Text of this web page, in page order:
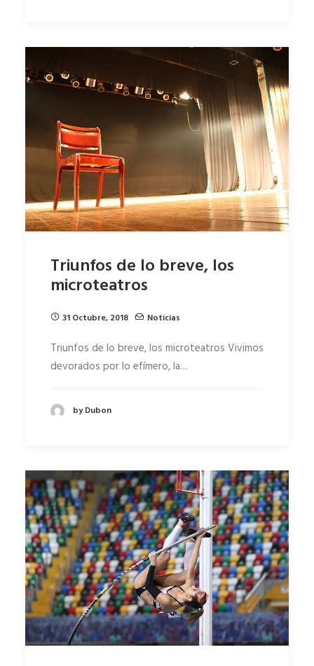
Triunfos de lo breve, los
microteatros
31 Octubre, 2018 Noticias
Triunfos de lo breve, los microteatros Vivimos
devorados por lo efímero, la…
by Dubon